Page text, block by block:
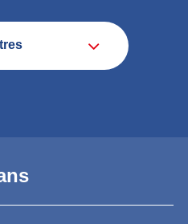
aventures en plein
offrent des expériences
montagne
Les séjours incluent des
l’escalade, les